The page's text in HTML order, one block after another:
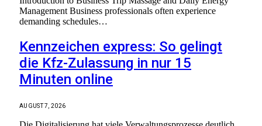
Management Business professionals often experience
demanding schedules…
Kennzeichen express: So gelingt
die Kfz-Zulassung in nur 15
Minuten online
AUGUST 7, 2026